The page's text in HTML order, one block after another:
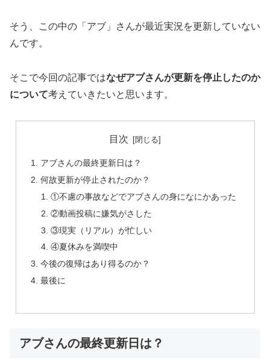
そう、この中の 「アブ」さんが最近実況を更新していない
んです。
そこで今回の記事ではなぜアブさんが更新を停止したのか
について考えていきたいと思います。
目次
アブさんの最終更新日は？
何故更新が停止されたのか？
①不慮の事故などでアブさんの身になにかあった
②動画投稿に嫌気がさした
③現実（リアル）が忙しい
④夏休みを満喫中
今後の復帰はあり得るのか？
最後に
アブさんの最終更新日は？